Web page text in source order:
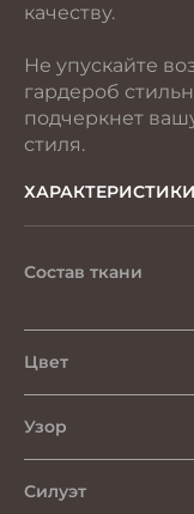
качеству.
Не упускайте
гардероб
подчеркнет
стиля.
ХАРАКТЕРИСТИКИ
Состав ткани
Цвет
Узор
Силуэт